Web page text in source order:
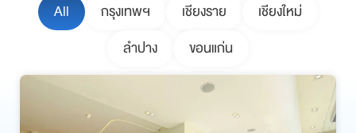
All กรุงเทพฯ เชียงราย
เชียงใหม่
ลำปาง
ขอนแก่น